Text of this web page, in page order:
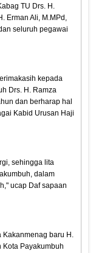
TU Drs. H.
Erman Ali, M.MPd,
seluruh pegawai
kepada
Drs. H. Ramza
dan berharap hal
Kabid Urusan Haji
sehingga lita
dalam
ucap Daf sapaan
Kakanmenag baru H.
Kota Payakumbuh